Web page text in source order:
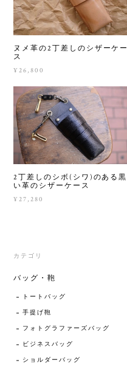
ヌメ革の2丁差しのシザーケー
ス
¥26,800
2丁差しのシボ(シワ)のある黒
い革のシザーケース
¥27,280
カテゴリ
バッグ・鞄
トートバッグ
手提げ鞄
フォトグラファーズバッグ
ビジネスバッグ
ショルダーバッグ